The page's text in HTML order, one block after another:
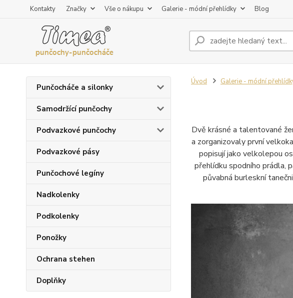
Kontakty Značky Vše o nákupu Galerie - módní přehlídky Blog
Punčocháče a silonky
Samodržící punčochy
Podvazkové punčochy
Podvazkové pásy
Punčochové legíny
Nadkolenky
Podkolenky
Ponožky
Ochrana stehen
Doplňky
Úvod Galerie - módní
Dvě krásné a talentované
a zorganizovaly první
popisují jako velkolepou
přehlídku spodního prádla,
půvabná burleskní